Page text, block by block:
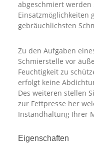
abgeschmiert
Einsatzmöglichkeiten
gebräuchlichsten
Zu den Aufgaben
Schmierstelle vor
Feuchtigkeit zu
erfolgt keine
Des weiteren stellen
zur Fettpresse her
Instandhaltung Ihrer
Eigenschaften